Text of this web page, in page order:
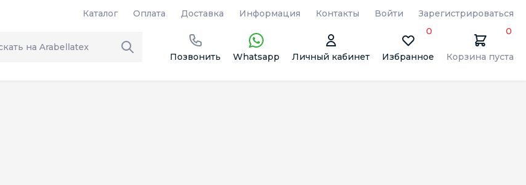
Каталог Оплата Доставка Информация Контакты Войти Зарегистрироваться
Позвонить Whatsapp Личный кабинет Избранное
0
Корзина пуста
0